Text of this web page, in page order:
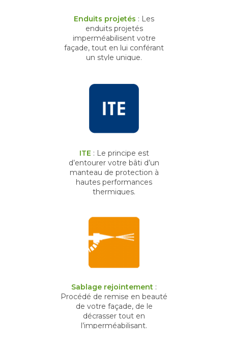
Enduits projetés : Les
enduits projetés
imperméabilisent votre
façade, tout en lui conférant
un style unique.
ITE : Le principe est
d’entourer votre bâti d’un
manteau de protection à
hautes performances
thermiques.
Sablage rejointement :
Procédé de remise en beauté
de votre façade, de le
décrasser tout en
l’imperméabilisant.